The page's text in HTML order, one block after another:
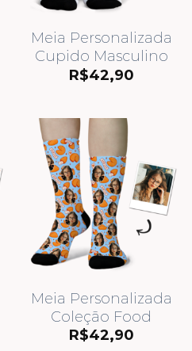
Meia Personalizada
Cupido Masculino
R$42,90
Meia Personalizada
Coleção Food
R$42,90